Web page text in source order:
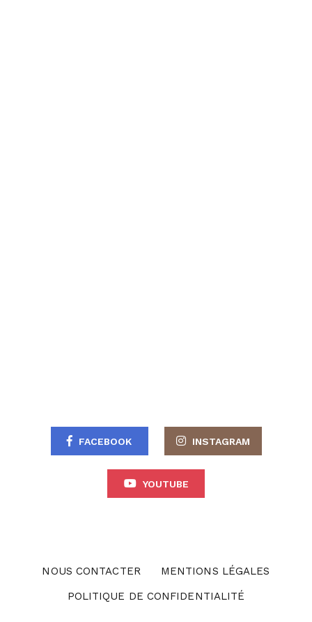
FACEBOOK INSTAGRAM
YOUTUBE
NOUS CONTACTER
MENTIONS LÉGALES
POLITIQUE DE CONFIDENTIALITÉ